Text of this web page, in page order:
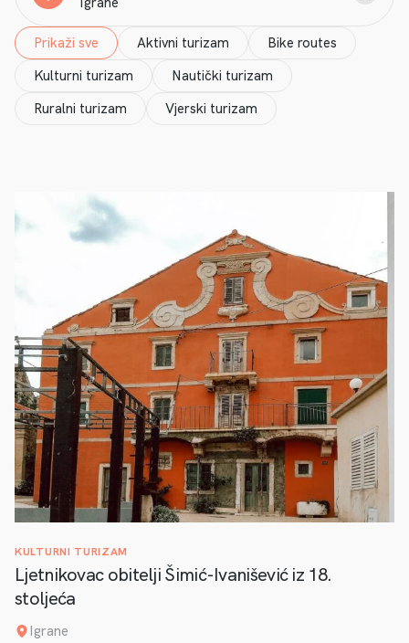
Prikaži sve Aktivni turizam
Bike routes
Kulturni turizam
Nautički turizam
Ruralni turizam
Vjerski turizam
KULTURNI TURIZAM
Ljetnikovac obitelji Šimić-Ivanišević iz 18.
stoljeća
Igrane